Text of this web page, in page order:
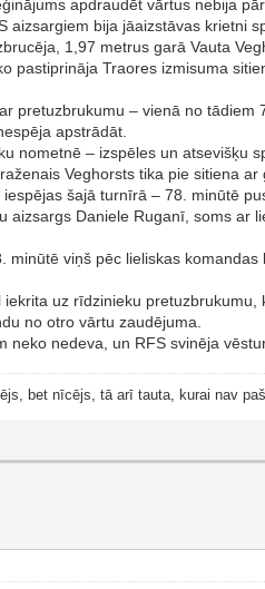
apdraudēt vārtus nebija
aizsargiem bija jāaizstāvas krietni
1,97 metrus garā Vauta
pastiprināja Traores izmisuma
pretuzbrukumu – vienā no
apstrādāt.
nometnē – izspēles un atsevišķu
Veghorsts tika pie sitiena
šajā turnīrā – 78. minūtē
aizsargs Daniele Ruganī, soms
minūtē viņš pēc lieliskas
uz rīdzinieku
no otro vārtu zaudējuma.
neko nedeva, un RFS svinēja
bet nīcējs, tā arī tauta, kurai nav